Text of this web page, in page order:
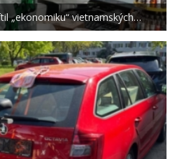
„ekonomiku“ vietnamských…